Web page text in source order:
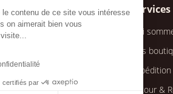
contenu de ce site vous intéresse
on aimerait bien vous
certifiés par
générales de vente
légales et confidentialité
questions
sécurisé
Services
Qui
Nos
Retour &